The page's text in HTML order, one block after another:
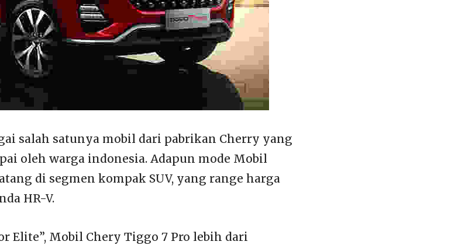
salah satunya mobil dari pabrikan Cherry yang
oleh warga indonesia. Adapun mode Mobil
di segmen kompak SUV, yang range harga
HR-V.
Elite”, Mobil Chery Tiggo 7 Pro lebih dari